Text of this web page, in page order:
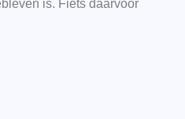
is. Fiets daarvoor